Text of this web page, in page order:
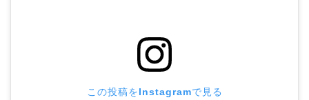
この投稿をInstagramで見る